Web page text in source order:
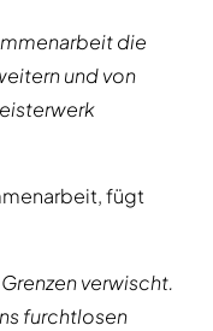
die
und von
fügt
verwischt.
furchtlosen